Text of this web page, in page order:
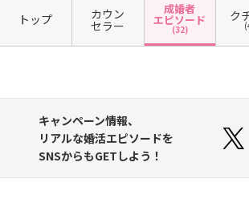
トップ カウン
セラー
成婚者
エピソード
(32)
ク
キャンペーン情報、
リアルな婚活エピソードを
SNSからもGETしよう！